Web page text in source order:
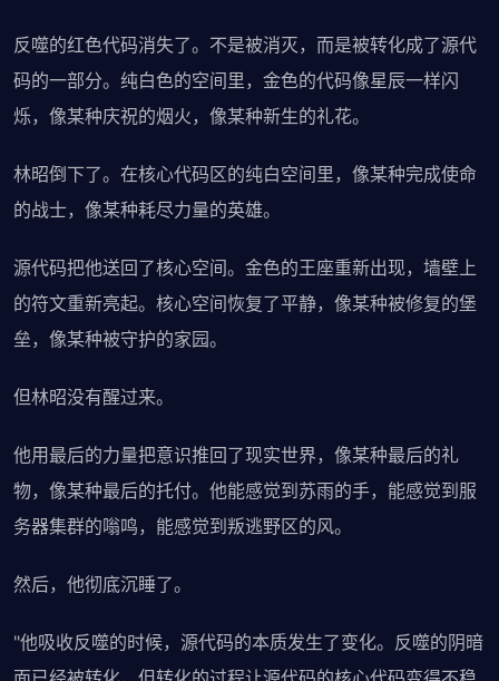
反噬的红色代码消失了。不是被消灭，而是被转化成了源代
码的一部分。纯白色的空间里，金色的代码像星辰一样闪
烁，像某种庆祝的烟火，像某种新生的礼花。
林昭倒下了。在核心代码区的纯白空间里，像某种完成使命
的战士，像某种耗尽力量的英雄。
源代码把他送回了核心空间。金色的王座重新出现，墙壁上
的符文重新亮起。核心空间恢复了平静，像某种被修复的堡
垒，像某种被守护的家园。
但林昭没有醒过来。
他用最后的力量把意识推回了现实世界，像某种最后的礼
物，像某种最后的托付。他能感觉到苏雨的手，能感觉到服
务器集群的嗡鸣，能感觉到叛逃野区的风。
然后，他彻底沉睡了。
"他吸收反噬的时候，源代码的本质发生了变化。反噬的阴暗